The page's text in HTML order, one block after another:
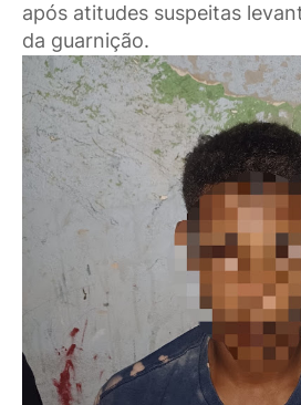
após atitudes suspeitas
da guarnição.